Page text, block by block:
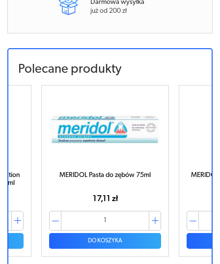
Darmowa wysyłka
już od 200 zł
Polecane produkty
MERIDOL Pasta do zębów 75ml
17,11 zł
DO KOSZYKA